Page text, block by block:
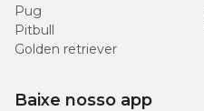
Pug
Pitbull
Golden retriever
Baixe nosso app